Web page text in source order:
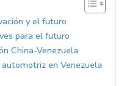
y el futuro
para el futuro
China-Venezuela
en Venezuela